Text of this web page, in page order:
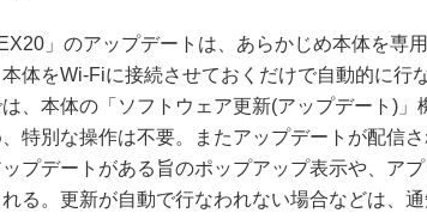
」のアップデートは、あらかじめ本体を専
体をWi-Fiに接続させておくだけで自動的に行
、本体の「ソフトウェア更新(アップデート)」
特別な操作は不要。またアップデートが配信
プデートがある旨のポップアップ表示や、ア
る。更新が自動で行なわれない場合などは、